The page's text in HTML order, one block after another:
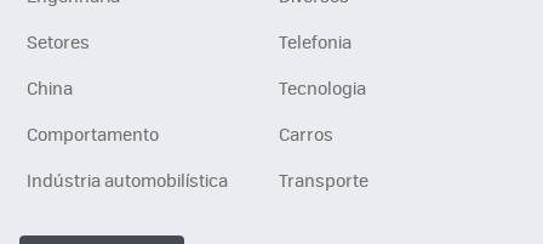
Setores
Telefonia
China
Tecnologia
Comportamento
Carros
Indústria automobilística
Transporte